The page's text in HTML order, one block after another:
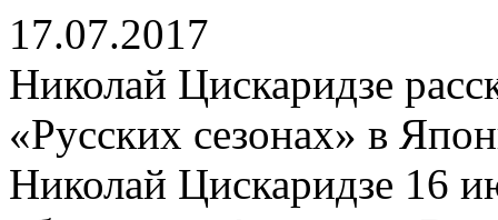
17.07.2017
Николай Цискаридзе
«Русских сезонах» в
Николай Цискаридзе 16